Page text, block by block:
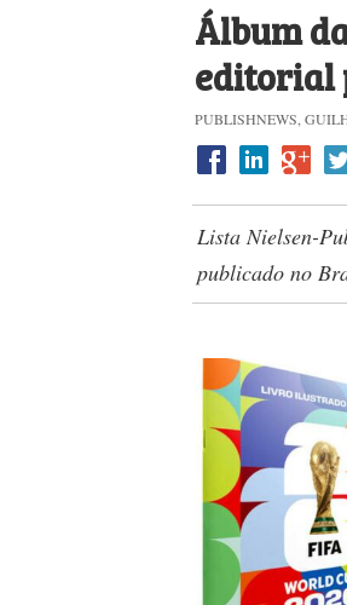
Álbum
editorial
PUBLISHNEWS,
Lista Nielsen-
publicado no